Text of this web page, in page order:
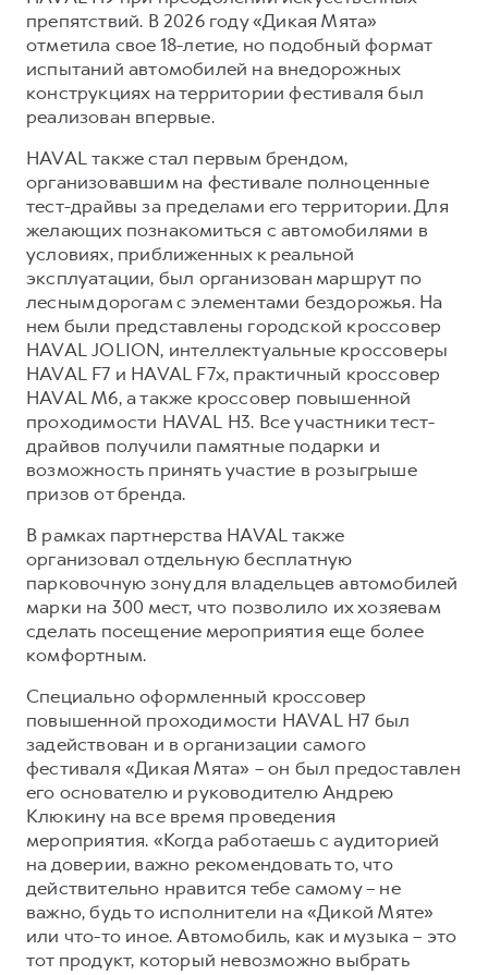
препятствий. В 2026 году «Дикая Мята»
отметила свое 18-летие, но подобный формат
испытаний автомобилей на внедорожных
конструкциях на территории фестиваля был
реализован впервые.
HAVAL также стал первым брендом,
организовавшим на фестивале полноценные
тест-драйвы за пределами его территории. Для
желающих познакомиться с автомобилями в
условиях, приближенных к реальной
эксплуатации, был организован маршрут по
лесным дорогам с элементами бездорожья. На
нем были представлены городской кроссовер
HAVAL JOLION, интеллектуальные кроссоверы
HAVAL F7 и HAVAL F7x, практичный кроссовер
HAVAL M6, а также кроссовер повышенной
проходимости HAVAL H3. Все участники тест-
драйвов получили памятные подарки и
возможность принять участие в розыгрыше
призов от бренда.
В рамках партнерства HAVAL также
организовал отдельную бесплатную
парковочную зону для владельцев автомобилей
марки на 300 мест, что позволило их хозяевам
сделать посещение мероприятия еще более
комфортным.
Специально оформленный кроссовер
повышенной проходимости HAVAL H7 был
задействован и в организации самого
фестиваля «Дикая Мята» – он был предоставлен
его основателю и руководителю Андрею
Клюкину на все время проведения
мероприятия. «Когда работаешь с аудиторией
на доверии, важно рекомендовать то, что
действительно нравится тебе самому – не
важно, будь то исполнители на «Дикой Мяте»
или что-то иное. Автомобиль, как и музыка – это
тот продукт, который невозможно выбрать